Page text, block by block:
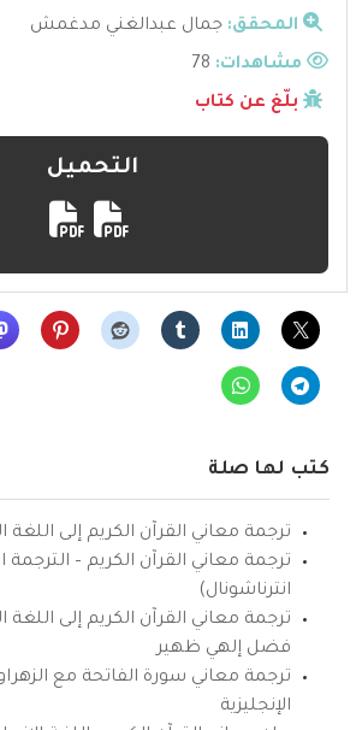
المحقق: جمال عبدالغني مدغمش
مشاهدات:
بلّغ عن كتاب
التحميل
كتب لها صلة
ترجمة معاني القرآن الكريم إلى اللغة
ترجمة معاني القرآن الكريم – الترجمة
انترناشونال)
ترجمة معاني القرآن الكريم إلى اللغة
فضل إلهي ظهير
ترجمة معاني سورة الفاتحة مع
الإنجليزية